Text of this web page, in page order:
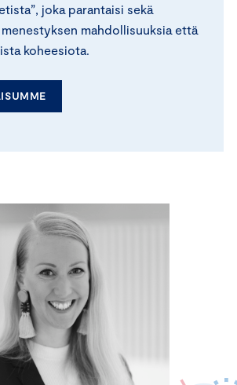
joka parantaisi sekä
mahdollisuuksia että
koheesiota.